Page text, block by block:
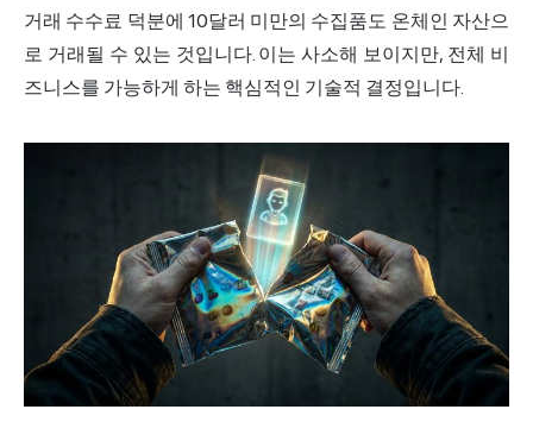
거래 수수료 덕분에 10달러 미만의 수집품도 온체인 자산으
로 거래될 수 있는 것입니다. 이는 사소해 보이지만, 전체 비
즈니스를 가능하게 하는 핵심적인 기술적 결정입니다.